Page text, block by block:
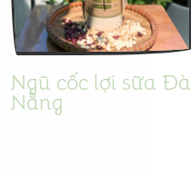
Ngũ cốc lợi sữa Đà
Nẵng